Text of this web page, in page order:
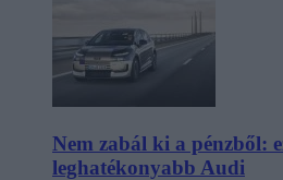
Nem zabál ki a pénzből:
leghatékonyabb Audi